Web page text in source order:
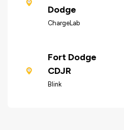
Dodge
ChargeLab
Fort Dodge
CDJR
Blink